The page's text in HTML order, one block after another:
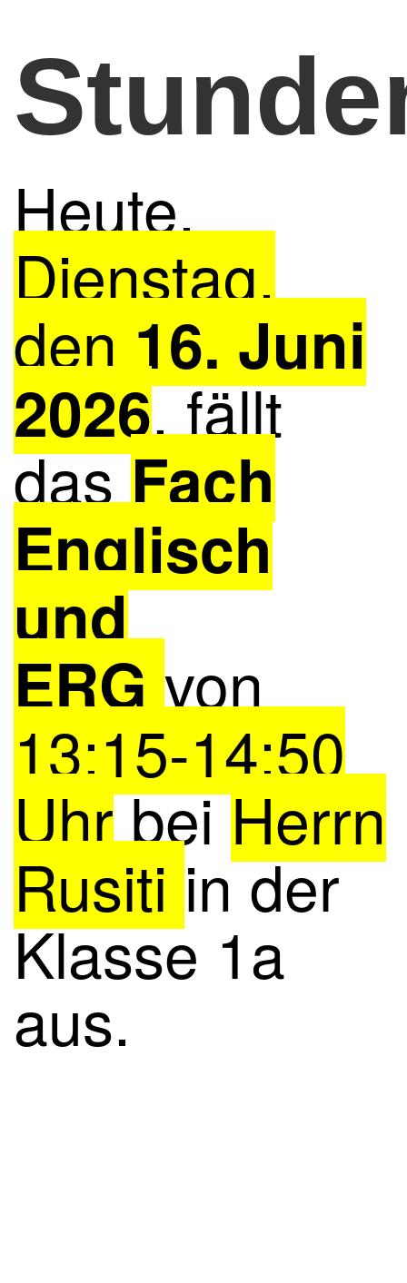
Heute,
Dienstag,
den 16. Juni
2026, fällt
dasFach
Englisch
und
ERG von
13:15-14:50
UhrbeiHerrn
Rusiti in der
Klasse 1a
aus.